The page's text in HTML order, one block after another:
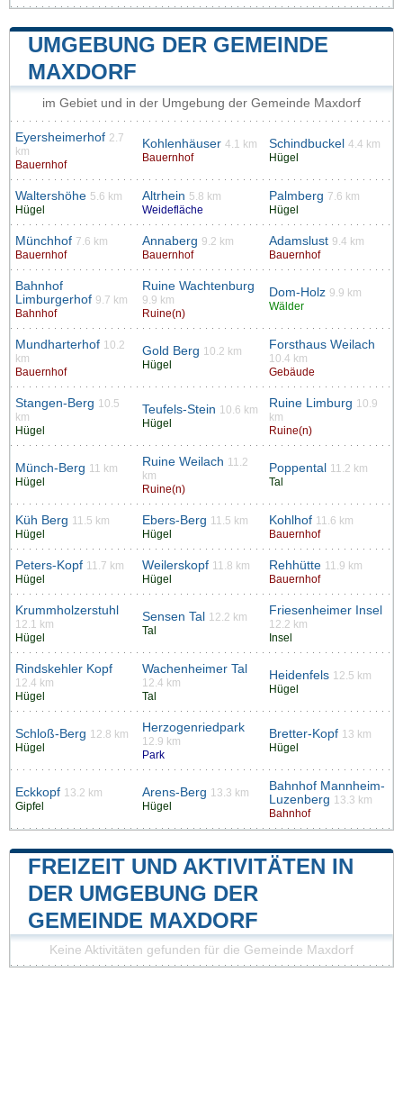
UMGEBUNG DER GEMEINDE
MAXDORF
im Gebiet und in der Umgebung der Gemeinde Maxdorf
Eyersheimerhof 2.7
km
Bauernhof
Kohlenhäuser 4.1 km
Bauernhof
Schindbuckel 4.4 km
Hügel
Waltershöhe 5.6 km
Hügel
Altrhein 5.8 km
Weidefläche
Palmberg 7.6 km
Hügel
Münchhof 7.6 km
Bauernhof
Annaberg 9.2 km
Bauernhof
Adamslust 9.4 km
Bauernhof
Bahnhof
Limburgerhof 9.7 km
Bahnhof
Ruine Wachtenburg
9.9 km
Ruine(n)
Dom-Holz 9.9 km
Wälder
Mundharterhof 10.2
km
Bauernhof
Gold Berg 10.2 km
Hügel
Forsthaus Weilach
10.4 km
Gebäude
Stangen-Berg 10.5
km
Hügel
Teufels-Stein 10.6 km
Hügel
Ruine Limburg 10.9
km
Ruine(n)
Münch-Berg 11 km
Hügel
Ruine Weilach 11.2
km
Ruine(n)
Poppental
11.2 km
Tal
Küh Berg 11.5 km
Hügel
Ebers-Berg 11.5 km
Hügel
Kohlhof 11.6 km
Bauernhof
Peters-Kopf 11.7 km
Hügel
Weilerskopf 11.8 km
Hügel
Rehhütte 11.9 km
Bauernhof
Krummholzerstuhl
12.1 km
Hügel
Sensen Tal
12.2 km
Tal
Friesenheimer Insel
12.2 km
Insel
Rindskehler Kopf
12.4 km
Hügel
Wachenheimer Tal
12.4 km
Tal
Heidenfels 12.5 km
Hügel
Schloß-Berg 12.8 km
Hügel
Herzogenriedpark
12.9 km
Park
Bretter-Kopf 13 km
Hügel
Eckkopf 13.2 km
Gipfel
Arens-Berg 13.3 km
Hügel
Bahnhof Mannheim-
Luzenberg 13.3 km
Bahnhof
FREIZEIT UND AKTIVITÄTEN IN
DER UMGEBUNG DER
GEMEINDE MAXDORF
Keine Aktivitäten gefunden für die Gemeinde Maxdorf